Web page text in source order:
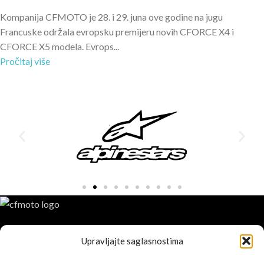
Upravljajte saglasnostima
Kompanija CFMOTO je 28. i 29. juna ove godine na jugu
Francuske održala evropsku premijeru novih CFORCE X4 i
CFORCE X5 modela. Evrops...
Pročitaj više
CFMOTO proizvodi dizajnirani su za one koji od vozila očekuju
savršene performanse, pouzdanost i maksimalno uzbuđenje u